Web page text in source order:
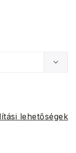
lehetőségek